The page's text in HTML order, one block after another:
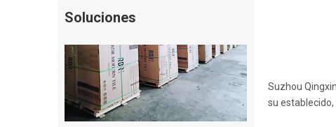
Soluciones
Industria del baño de cerámica
Suzhou
su establecido,